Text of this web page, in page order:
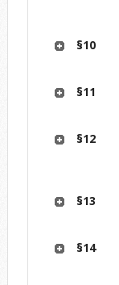
§10
§11
§12
§13
§14